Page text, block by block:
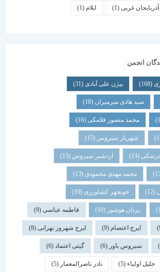
غربی(1) ایلام
بیژن علی آبادی(31)
هادی میرمیران(18)
محمد منصور فلامکی (16)
شهریار سیروس(15)
اردشیر سیروس(13)
محمد مهدی محمودی(13)
خوبچهر کشاورزی(10)
یزدان هوشور(10) فاطمه عباسی(9)
اعتصام(9) ایرج شهروز تهرانی(8)
باور(6) گیتی اعتماد(6)
(5) نادر ناصرالمعمار (5)